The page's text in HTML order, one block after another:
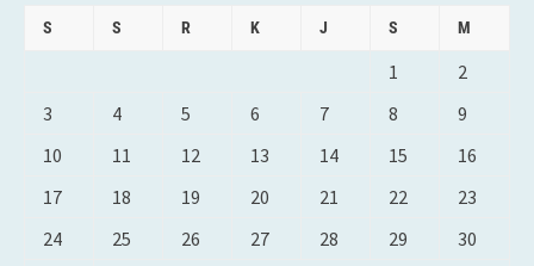
S S R K J S M
1
2
3
4 5 6 7 8
9
10
11 12 13 14 15
16
17
18 19 20 21 22
23
24
25 26 27 28 29
30